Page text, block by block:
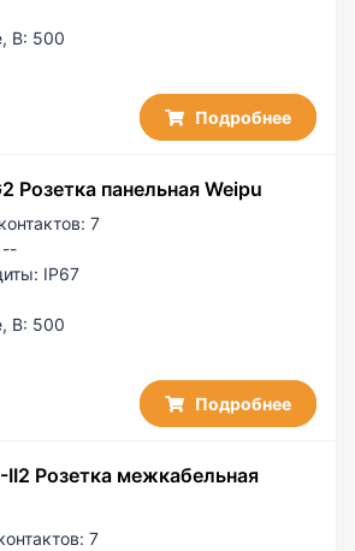
В: 500
Подробнее
Розетка панельная Weipu
7
--
IP67
В: 500
Подробнее
II2 Розетка межкабельная
7